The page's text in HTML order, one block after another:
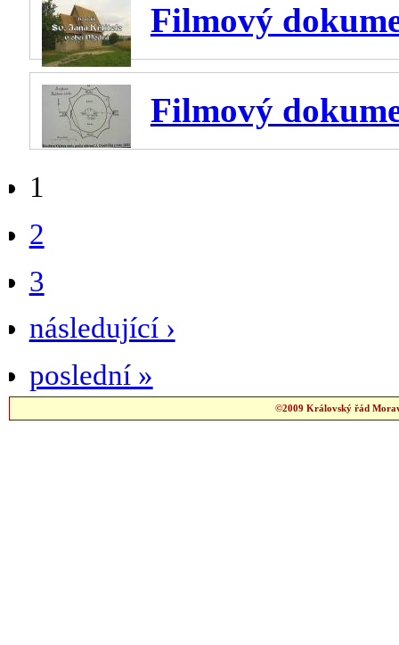
Filmový
Filmový
1
2
3
následující ›
poslední »
©2009 Královský řád